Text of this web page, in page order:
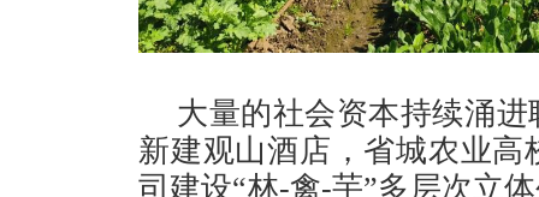
大量的社会资本持续涌
新建观山酒店，省城农业
司建设“林-禽-芋”多层次立